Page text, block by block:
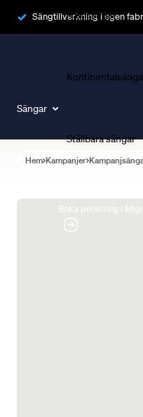
Sängtillverkning i egen
Sängar
Ramsängar
Ställbara sängar
Boka personlig
Hem Kampanjer